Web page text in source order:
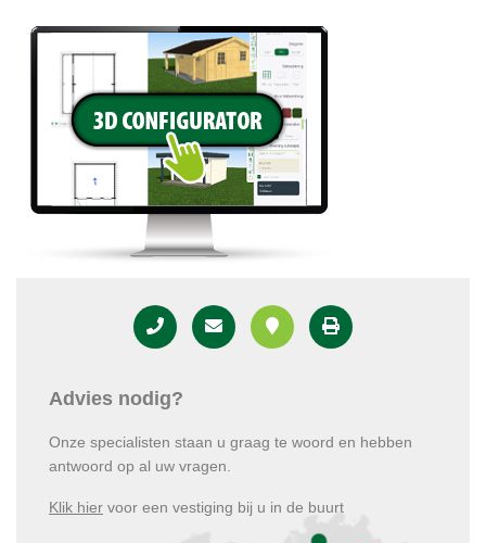
Advies nodig?
Onze specialisten staan u graag te woord en hebben
antwoord op al uw vragen.
Klik hier voor een vestiging bij u in de buurt